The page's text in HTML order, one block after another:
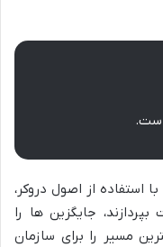
استفاده از اصول دروکر،
جایگزین ها را
مسیر را برای سازمان